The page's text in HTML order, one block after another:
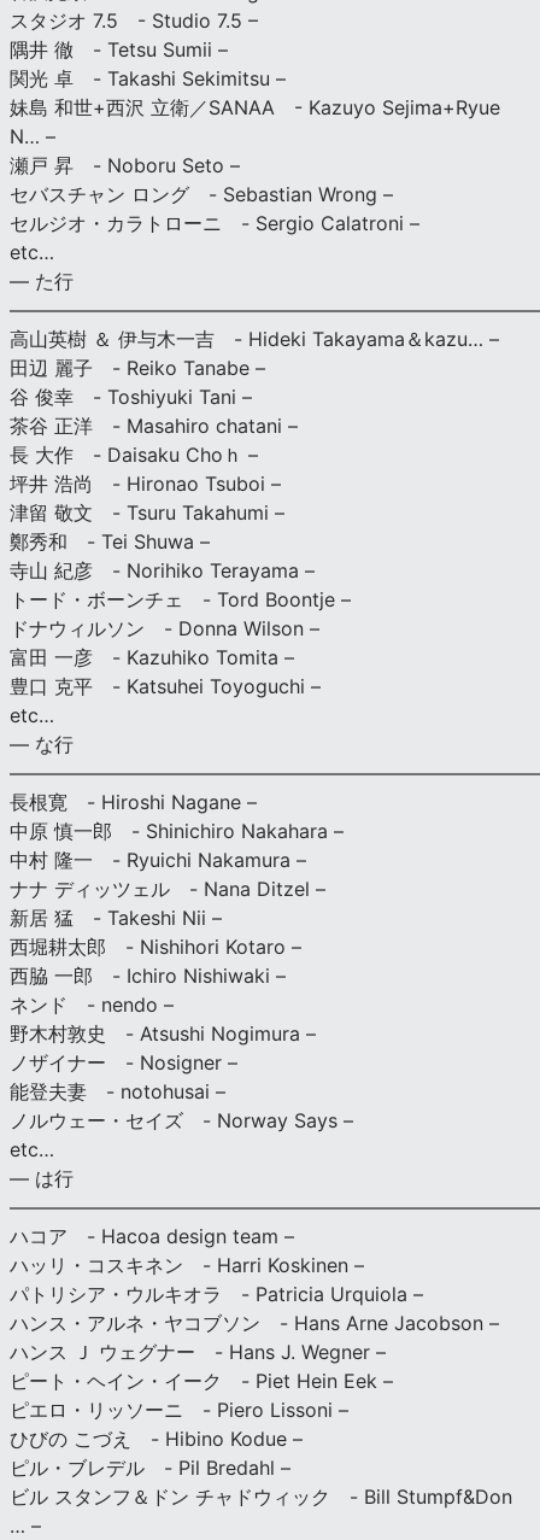
スタジオ 7.5 - Studio 7.5 –
隅井 徹 - Tetsu Sumii –
関光 卓 - Takashi Sekimitsu –
妹島 和世+西沢 立衛／SANAA - Kazuyo Sejima+Ryue
N… –
瀬戸 昇 - Noboru Seto –
セバスチャン ロング - Sebastian Wrong –
セルジオ・カラトローニ - Sergio Calatroni –
etc…
— た行
高山英樹 ＆ 伊与木一吉 - Hideki Takayama＆kazu… –
田辺 麗子 - Reiko Tanabe –
谷 俊幸 - Toshiyuki Tani –
茶谷 正洋 - Masahiro chatani –
長 大作 - Daisaku Choｈ –
坪井 浩尚 - Hironao Tsuboi –
津留 敬文 - Tsuru Takahumi –
鄭秀和 - Tei Shuwa –
寺山 紀彦 - Norihiko Terayama –
トード・ボーンチェ - Tord Boontje –
ドナウィルソン - Donna Wilson –
富田 一彦 - Kazuhiko Tomita –
豊口 克平 - Katsuhei Toyoguchi –
etc…
— な行
長根寛 - Hiroshi Nagane –
中原 慎一郎 - Shinichiro Nakahara –
中村 隆一 - Ryuichi Nakamura –
ナナ ディッツェル - Nana Ditzel –
新居 猛 - Takeshi Nii –
西堀耕太郎 - Nishihori Kotaro –
西脇 一郎 - Ichiro Nishiwaki –
ネンド - nendo –
野木村敦史 - Atsushi Nogimura –
ノザイナー - Nosigner –
能登夫妻 - notohusai –
ノルウェー・セイズ - Norway Says –
etc…
— は行
ハコア - Hacoa design team –
ハッリ・コスキネン - Harri Koskinen –
パトリシア・ウルキオラ - Patricia Urquiola –
ハンス・アルネ・ヤコブソン - Hans Arne Jacobson –
ハンス Ｊ ウェグナー - Hans J. Wegner –
ピート・ヘイン・イーク - Piet Hein Eek –
ピエロ・リッソーニ - Piero Lissoni –
ひびの こづえ - Hibino Kodue –
ピル・ブレデル - Pil Bredahl –
ビル スタンフ＆ドン チャドウィック - Bill Stumpf&Don
… –